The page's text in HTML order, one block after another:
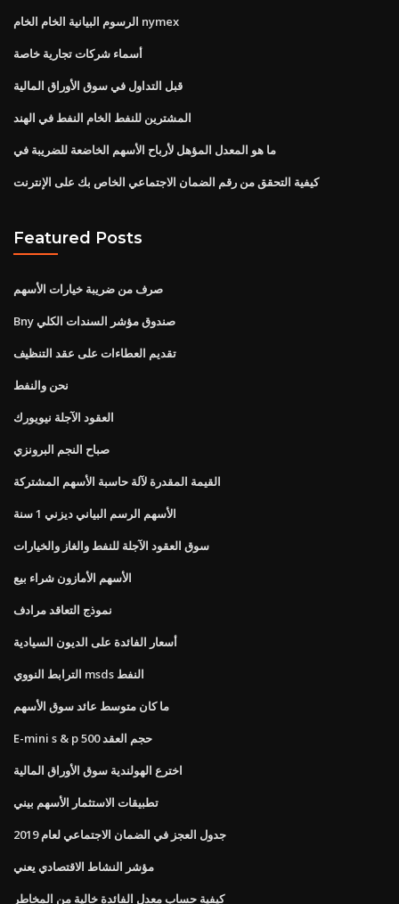
الرسوم البيانية الخام الخام nymex
أسماء شركات تجارية خاصة
قبل التداول في سوق الأوراق المالية
المشترين للنفط الخام النفط في الهند
ما هو المعدل المؤهل لأرباح الأسهم الخاضعة للضريبة في
كيفية التحقق من رقم الضمان الاجتماعي الخاص بك على الإنترنت
Featured Posts
صرف من ضريبة خيارات الأسهم
Bny صندوق مؤشر السندات الكلي
تقديم العطاءات على عقد التنظيف
نحن والنفط
العقود الآجلة نيويورك
صباح النجم البرونزي
القيمة المقدرة لآلة حاسبة الأسهم المشتركة
الأسهم الرسم البياني ديزني 1 سنة
سوق العقود الآجلة للنفط والغاز والخيارات
الأسهم الأمازون شراء بيع
نموذج التعاقد مرادف
أسعار الفائدة على الديون السيادية
الترابط النووي msds النفط
ما كان متوسط ​​عائد سوق الأسهم
E-mini s & p 500 حجم العقد
اخترع الهولندية سوق الأوراق المالية
تطبيقات الاستثمار الأسهم بيني
جدول العجز في الضمان الاجتماعي لعام 2019
مؤشر النشاط الاقتصادي يعني
كيفية حساب معدل الفائدة خالية من المخاطر